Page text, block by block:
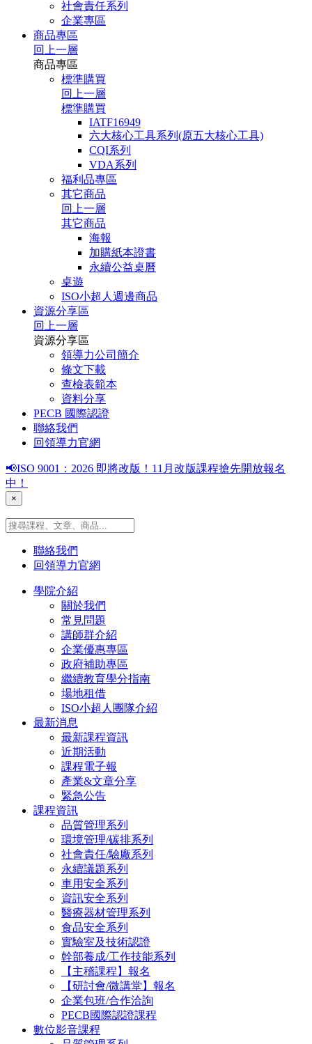
社會責任系列
企業專區
商品專區
回上一層
商品專區
標準購買
回上一層
標準購買
IATF16949
六大核心工具系列(原五大核心工具)
CQI系列
VDA系列
福利品專區
其它商品
回上一層
其它商品
海報
加購紙本證書
永續公益桌曆
桌遊
ISO小超人週邊商品
資源分享區
回上一層
資源分享區
領導力公司簡介
條文下載
查檢表範本
資料分享
PECB 國際認證
聯絡我們
回領導力官網
📢ISO 9001：2026 即將改版！11月改版課程搶先開放報名
中！
×
聯絡我們
回領導力官網
學院介紹
關於我們
常見問題
講師群介紹
企業優惠專區
政府補助專區
繼續教育學分指南
場地租借
ISO小超人團隊介紹
最新消息
最新課程資訊
近期活動
課程電子報
產業&文章分享
緊急公告
課程資訊
品質管理系列
環境管理/碳排系列
社會責任/驗廠系列
永續議題系列
車用安全系列
資訊安全系列
醫療器材管理系列
食品安全系列
實驗室及技術認證
幹部養成/工作技能系列
【主稽課程】報名
【研討會/微講堂】報名
企業包班/合作洽詢
PECB國際認證課程
數位影音課程